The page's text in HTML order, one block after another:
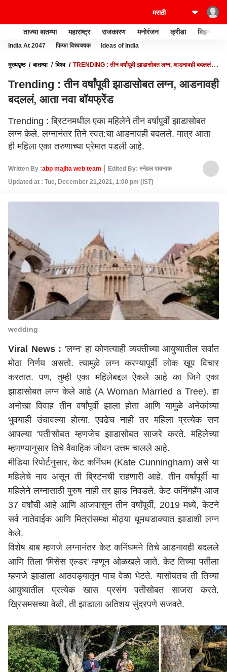
ताज्या बातम्या महाराष्ट्र राजकारण मनोरंजन क्रीडा बिझनेस
India At 2047 फिफा विश्वचषक Ideas of India
मुख्यपृष्ठ बातम्या विश्व
TRENDING : तीन वर्षांपूवी झाडासोबत लग्न, आडनावही बदललं,
Trending : तीन वर्षांपूवी झाडासोबत लग्न, आडनावही
बदललं, आता नवा बॉयफ्रेंड
Trending : ब्रिटनमधील एका महिलेने तीन वर्षापूर्वी झाडासोबत
लग्न केले. लग्नानंतर तिने स्वत:चा आडनावही बदलले. मात्र आता
ही महिला एका तरुणाच्या प्रेमात पडली आहे.
Written By :abp majha web team
Edited By: स्नेहल पावनाक
Updated at : Tue, December 21,2021, 1:00 pm (IST)
wedding
Viral News: 'लग्न' हा कोणत्याही व्यक्तीच्या आयुष्यातील सर्वात
मोठा निर्णय असतो. त्यामुळे लग्न करण्यापूर्वी लोक खूप विचार
करतात. पण, तुम्ही एका महिलेबद्दल ऐकले आहे का जिने एका
झाडासोबत लग्न केले आहे (A Woman Married a Tree). हा
अनोखा विवाह तीन वर्षांपूर्वी झाला होता आणि यामुळे अनेकांच्या
भुवयाही उंचावल्या होत्या. एवढेच नाही तर महिला प्रत्येक सण
आपल्या 'पती'सोबत म्हणजेच झाडासोबत साजरे करते. महिलेच्या
म्हणण्यानुसार तिचे वैवाहिक जीवन उत्तम चालले आहे.
मीडिया रिपोर्टनुसार, केट कनिंघम (Kate Cunningham) असे या
महिलेचे नाव असून ती ब्रिटनची राहणारी आहे. तीन वर्षांपूर्वी या
महिलेने लग्नासाठी पुरुष नाही तर झाड निवडले. केट कनिंगहॅम आज
37 वर्षांची आहे आणि आजपासून तीन वर्षांपूर्वी, 2019 मध्ये, केटने
सर्व नातेवाईक आणि मित्रांसमक्ष मोठ्या धूमधडाक्यात झाडाशी लग्न
केले.
विशेष बाब म्हणजे लग्नानंतर केट कनिंघमने तिचे आडनावही बदलले
आणि तिला 'मिसेस एल्डर' म्हणून ओळखले जाते. केट तिच्या पतीला
म्हणजे झाडाला आठवड्यातून पाच वेळा भेटते. यासोबतच ती तिच्या
आयुष्यातील प्रत्येक खास प्रसंग पतीसोबत साजरा करते.
ख्रिसमसच्या वेळी, ती झाडाला अतिशय सुंदरपणे सजवते.